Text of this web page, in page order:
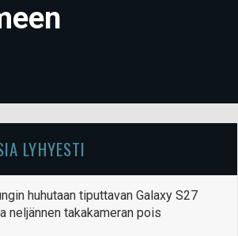
LYHYESTI
huhutaan tiputtavan Galaxy S27
neljännen takakameran pois